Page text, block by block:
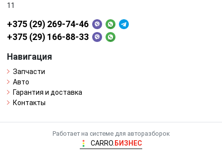
11
+375 (29) 269-74-46
+375 (29) 166-88-33
Навигация
Запчасти
Авто
Гарантия и доставка
Контакты
Работает на системе для авторазборок
CARRO. БИЗНЕС